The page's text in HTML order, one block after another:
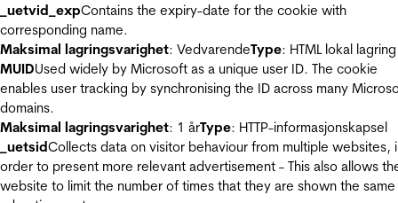
_uetvid_expContains the expiry-date for the cookie with
corresponding name.
Maksimal lagringsvarighet: VedvarendeType: HTML lokal lagring
MUIDUsed widely by Microsoft as a unique user ID. The cookie
enables user tracking by synchronising the ID across many
domains.
Maksimal lagringsvarighet: 1 årType: HTTP-informasjonskapsel
_uetsidCollects data on visitor behaviour from multiple websites,
order to present more relevant advertisement - This also allows
website to limit the number of times that they are shown the same